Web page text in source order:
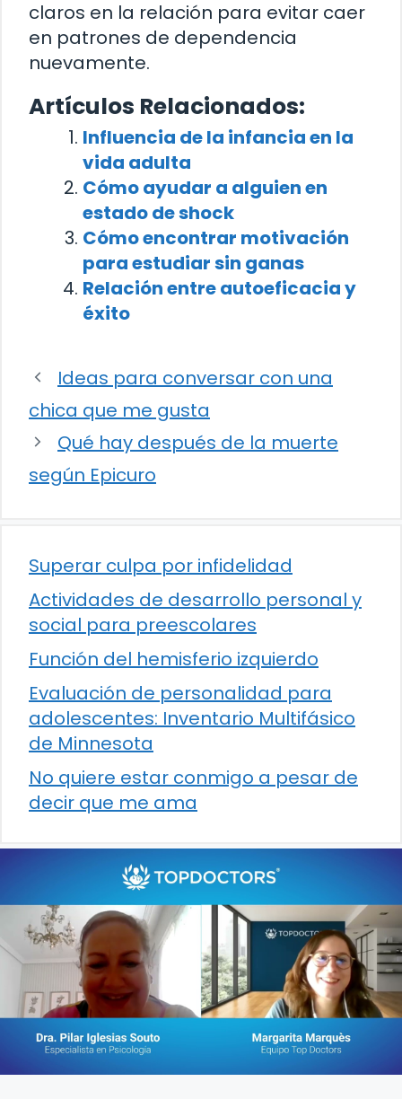
claros en la relación para evitar caer
en patrones de dependencia
nuevamente.
Artículos Relacionados:
Influencia de la infancia en la
vida adulta
Cómo ayudar a alguien en
estado de shock
Cómo encontrar motivación
para estudiar sin ganas
Relación entre autoeficacia y
éxito
Ideas para conversar con una
chica que me gusta
Qué hay después de la muerte
según Epicuro
Superar culpa por infidelidad
Actividades de desarrollo personal y
social para preescolares
Función del hemisferio izquierdo
Evaluación de personalidad para
adolescentes: Inventario Multifásico
de Minnesota
No quiere estar conmigo a pesar de
decir que me ama